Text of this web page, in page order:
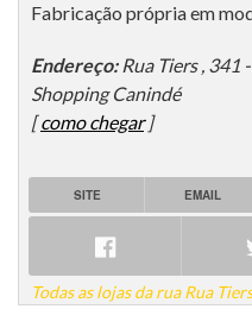
Fabricação própria em
Endereço: Rua Tiers , 341
Shopping Canindé
[como chegar]
SITE EMAIL
Todas as lojas da rua Rua Tiers